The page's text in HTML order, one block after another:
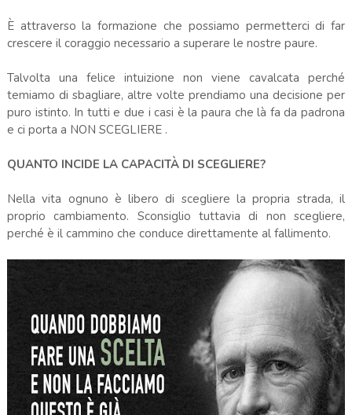
È attraverso la formazione che possiamo permetterci di far
crescere il coraggio necessario a superare le nostre paure.
Talvolta una felice intuizione non viene cavalcata perché
temiamo di sbagliare, altre volte prendiamo una decisione per
puro istinto. In tutti e due i casi è la paura che là fa da padrona
e ci porta a NON SCEGLIERE .
QUANTO INCIDE LA CAPACITÀ DI SCEGLIERE?
Nella vita ognuno è libero di scegliere la propria strada, il
proprio cambiamento. Sconsiglio tuttavia di non scegliere,
perché è il cammino che conduce direttamente al fallimento.